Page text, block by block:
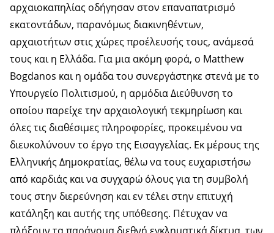
αρχαιοκαπηλίας οδήγησαν στον επαναπατρισμό
εκατοντάδων, παρανόμως διακινηθέντων,
αρχαιοτήτων στις χώρες προέλευσής τους, ανάμεσά
τους και η Ελλάδα. Για μια ακόμη φορά, ο Matthew
Bogdanos και η ομάδα του συνεργάστηκε στενά με το
Υπουργείο Πολιτισμού, η αρμόδια Διεύθυνση το
οποίου παρείχε την αρχαιολογική τεκμηρίωση και
όλες τις διαθέσιμες πληροφορίες, προκειμένου να
διευκολύνουν το έργο της Εισαγγελίας. Εκ μέρους της
Ελληνικής Δημοκρατίας, θέλω να τους ευχαριστήσω
από καρδιάς και να συγχαρώ όλους για τη συμβολή
τους στην διερεύνηση και εν τέλει στην επιτυχή
κατάληξη και αυτής της υπόθεσης. Πέτυχαν να